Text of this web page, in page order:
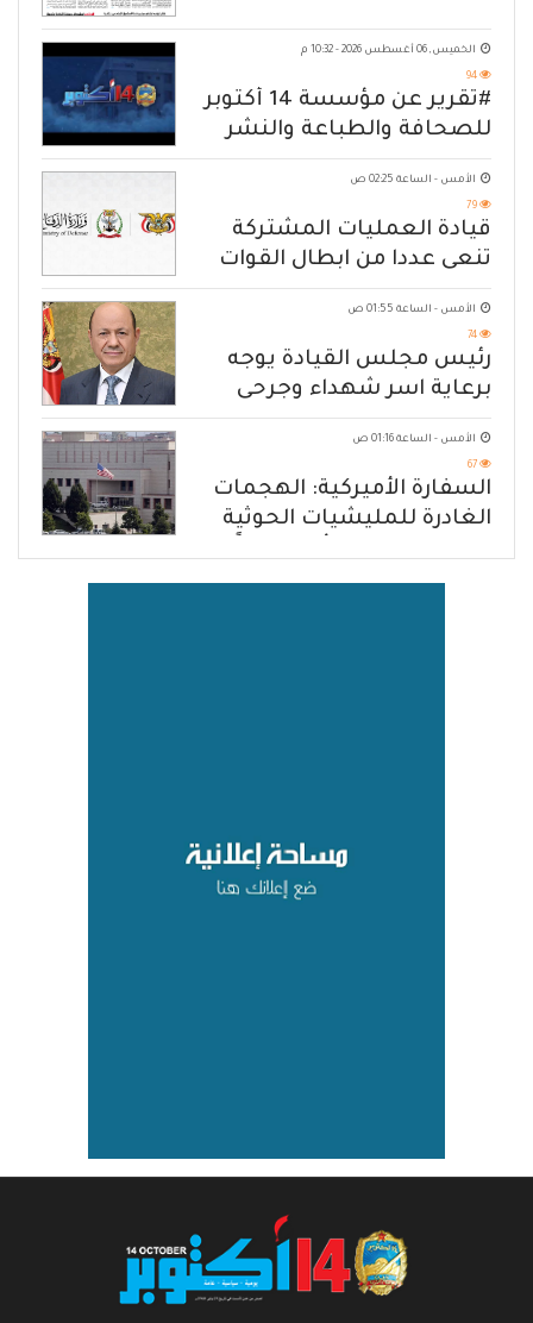
الخميس, 06 أغسطس 2026 - 10:32 م
94
#تقرير عن مؤسسة 14 أكتوبر
للصحافة والطباعة والنشر
الأمس - الساعة 02:25 ص
79
قيادة العمليات المشتركة
تنعى عددا من ابطال القوات
المسلحة
الأمس - الساعة 01:55 ص
74
رئيس مجلس القيادة يوجه
برعاية اسر شهداء وجرحى
الهجوم الإرهابي الحوثي والرد
الحازم على مصدر التهديد
الأمس - الساعة 01:16 ص
67
السفارة الأميركية: الهجمات
الغادرة للمليشيات الحوثية
بحق الشعب اليمني